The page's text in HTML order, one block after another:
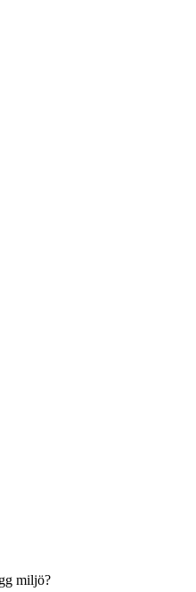
miljö?